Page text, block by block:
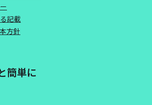
記載
方針
簡単に